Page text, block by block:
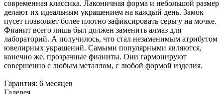
современная классика. Лаконичная форма и небольшой размер
делают их идеальным украшением на каждый день. Замок
пусет позволяет более плотно зафиксировать серьгу на мочке.
Фианит всего лишь был должен заменить алмаз для
лабораторий. А получилось, что стал незаменимым атрибутом
ювелирных украшений. Самыми популярными являются,
конечно же, прозрачные фианиты. Они гармонируют
совершенно с любым металлом, с любой формой изделия.
Гарантия: 6 месяцев
Галерея